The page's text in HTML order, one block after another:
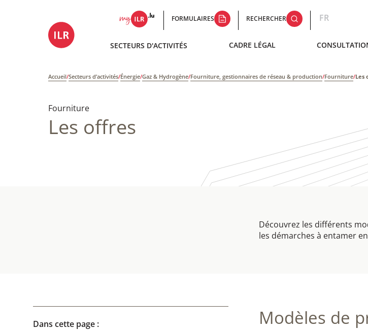
FORMULAIRES RECHERCHER FR
SECTEURS D'ACTIVITÉS CADRE LÉGAL
Accueil/Secteurs d’activités/Énergie/Gaz & Hydrogène/Fourniture, gestionnaires de réseau & production/Fourniture/Les
Fourniture
Les offres
Découvrez les différents
les démarches à entamer
Dans cette page : Modèles de